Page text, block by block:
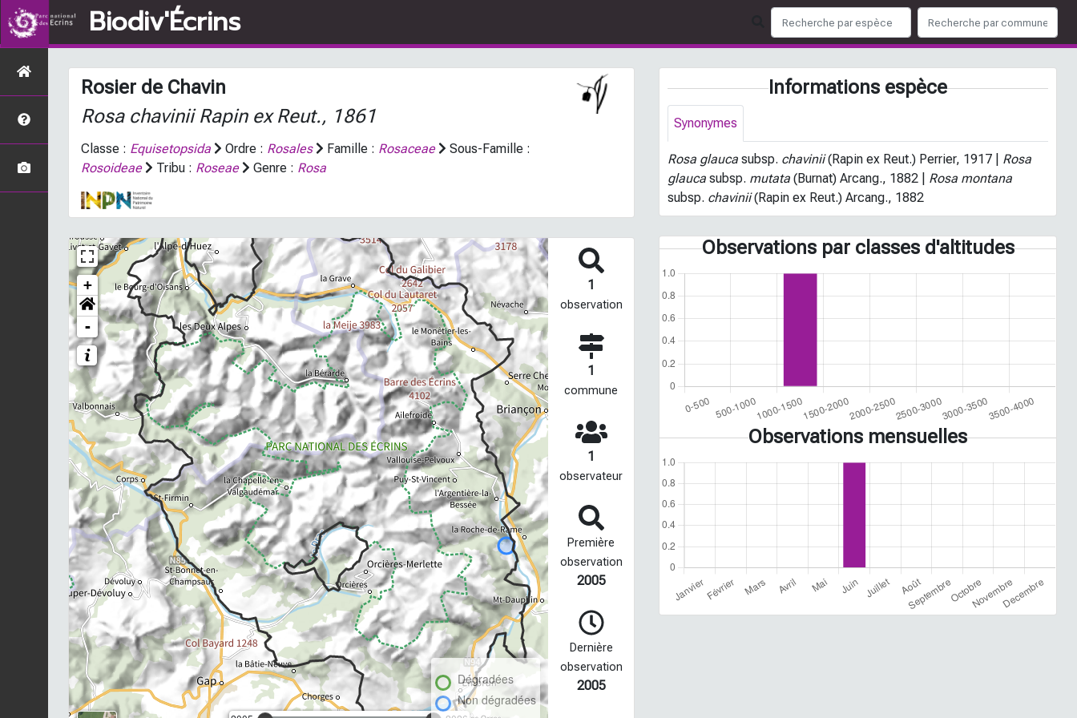
Biodiv'Écrins
Rosier de Chavin
Rosa chaviniiRapin ex Reut., 1861
Classe : Equisetopsida Ordre : Rosales Famille : Rosaceae
Sous-Famille :
Rosoideae
Tribu : Roseae Genre : Rosa
+
-
Dégradées
Non dégradées
1
observation
1
commune
1
observateur
Première
observation
2005
Dernière
observation
2005
Informations espèce
Synonymes
Rosa glaucasubsp. chavinii(Rapin ex Reut.) Perrier, 1917 | Rosa
glaucasubsp. mutata (Burnat) Arcang., 1882 | Rosa montana
subsp. chavinii(Rapin ex Reut.) Arcang., 1882
Observations par classes d'altitudes
Observations mensuelles